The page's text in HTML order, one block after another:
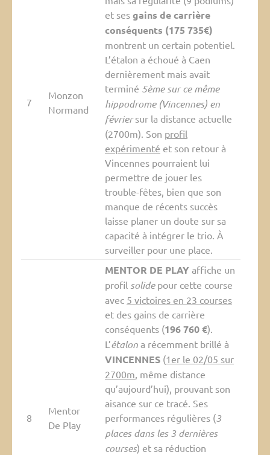
7
Monzon
Normand
et ses gains de carrière
conséquents (175 735€)
montrent un certain potentiel.
L’étalon a échoué à Caen
dernièrement mais avait
terminé 5ème sur ce même
hippodrome (Vincennes) en
févriersur la distance actuelle
(2700m). Son profil
expérimenté et son retour à
Vincennes pourraient lui
permettre de jouer les
trouble-fêtes, bien que son
manque de récents succès
laisse planer un doute sur sa
capacité à intégrer le trio. À
surveiller pour une place.
8
Mentor
De Play
MENTOR DE PLAYaffiche un
profil solidepour cette course
avec 5 victoires en 23 courses
et des gains de carrière
conséquents (196 760 €).
L’étalona récemment brillé à
VINCENNES(1er le 02/05 sur
2700m, même distance
qu’aujourd’hui), prouvant son
aisance sur ce tracé. Ses
performances régulières (3
places dans les 3 dernières
courses) et sa réduction